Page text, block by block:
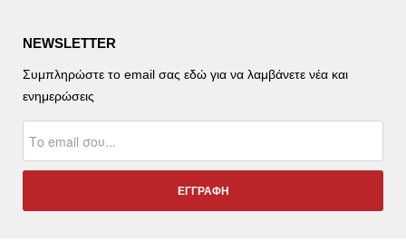
NEWSLETTER
Συμπληρώστε το email σας εδώ για να λαμβάνετε νέα και
ενημερώσεις